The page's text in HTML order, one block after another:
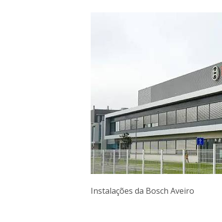
Instalações da Bosch Aveiro